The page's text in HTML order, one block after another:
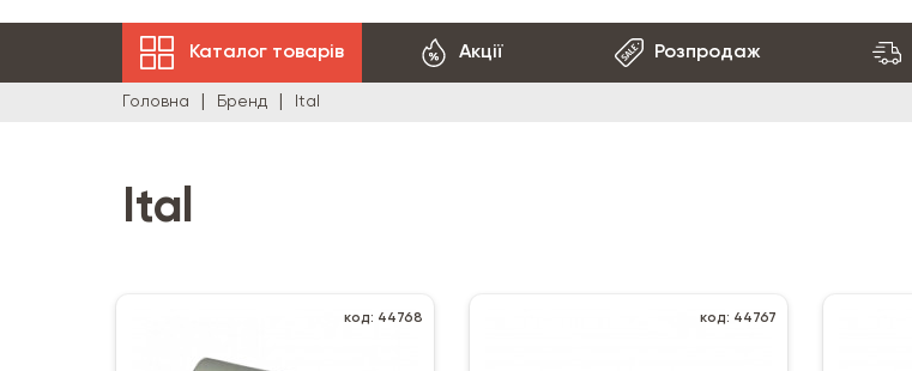
Каталог товарів Акції Розпродаж
Головна Бренд Ital
Ital
код: 44768 код: 44767